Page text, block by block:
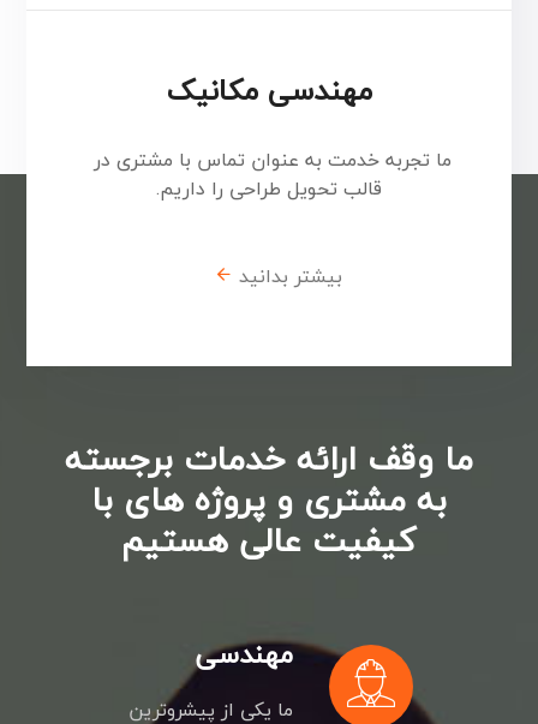
مهندسی مکانیک
ما تجربه خدمت به عنوان تماس با مشتری در
قالب تحویل طراحی را داریم.
بیشتر بدانید
ما وقف ارائه خدمات برجسته
به مشتری و پروژه های با
کیفیت عالی هستیم
مهندسی
ما یکی از پیشروترین